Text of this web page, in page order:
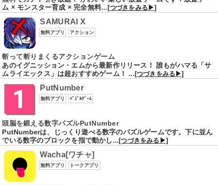
ム × モンスター育成 × 完全無料...[つづきをみる▶]
SAMURAI X
無料アプリ アクション
斬って斬りまくるアクションゲーム
あのイグニッション・エムから最新作リリース！ 誰もがハマる「サ
ムライエックス」は超おすすめゲーム！ ... [つづきをみる▶]
PutNumber
無料アプリ ﾊﾟｽﾞﾙｹﾞｰﾑ
頭脳を鍛える数字パズルPutNumber
PutNumberは、じっくり遊べる数字のパズルゲームです。下に並ん
でいる数字のブロックを指で動かし...[つづきをみる▶]
Wacha[ワチャ]
無料アプリ トークアプリ